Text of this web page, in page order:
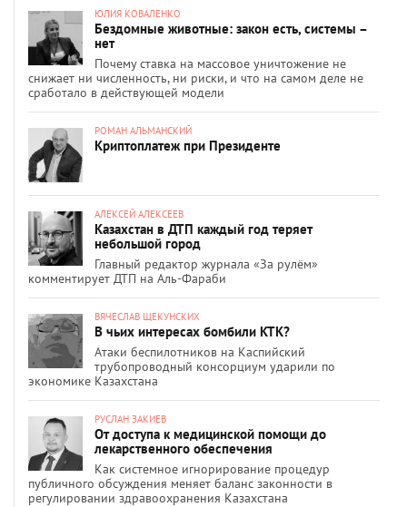
ЮЛИЯ КОВАЛЕНКО
Бездомные животные: закон есть, системы –
нет
Почему ставка на массовое уничтожение не
снижает ни численность, ни риски, и что на самом деле не
сработало в действующей модели
РОМАН АЛЬМАНСКИЙ
Криптоплатеж при Президенте
АЛЕКСЕЙ АЛЕКСЕЕВ
Казахстан в ДТП каждый год теряет
небольшой город
Главный редактор журнала «За рулём»
комментирует ДТП на Аль-Фараби
ВЯЧЕСЛАВ ЩЕКУНСКИХ
В чьих интересах бомбили КТК?
Атаки беспилотников на Каспийский
трубопроводный консорциум ударили по
экономике Казахстана
РУСЛАН ЗАКИЕВ
От доступа к медицинской помощи до
лекарственного обеспечения
Как системное игнорирование процедур
публичного обсуждения меняет баланс законности в
регулировании здравоохранения Казахстана